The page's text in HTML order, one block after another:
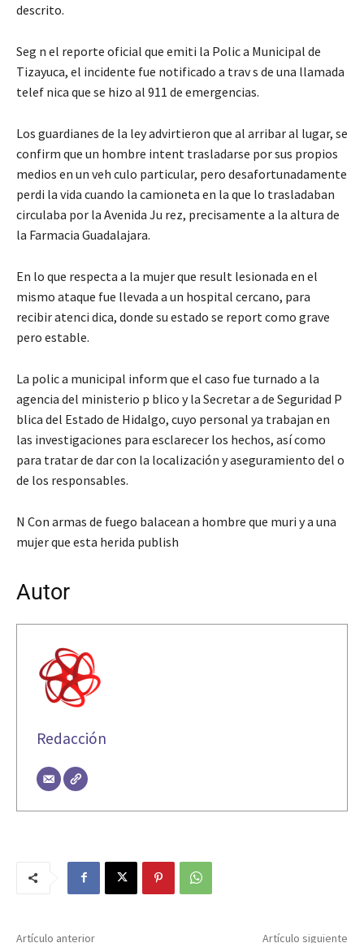
descrito.
Seg n el reporte oficial que emiti la Polic a Municipal de
Tizayuca, el incidente fue notificado a trav s de una llamada
telef nica que se hizo al 911 de emergencias.
Los guardianes de la ley advirtieron que al arribar al lugar, se
confirm que un hombre intent trasladarse por sus propios
medios en un veh culo particular, pero desafortunadamente
perdi la vida cuando la camioneta en la que lo trasladaban
circulaba por la Avenida Ju rez, precisamente a la altura de
la Farmacia Guadalajara.
En lo que respecta a la mujer que result lesionada en el
mismo ataque fue llevada a un hospital cercano, para
recibir atenci dica, donde su estado se report como grave
pero estable.
La polic a municipal inform que el caso fue turnado a la
agencia del ministerio p blico y la Secretar a de Seguridad P
blica del Estado de Hidalgo, cuyo personal ya trabajan en
las investigaciones para esclarecer los hechos, así como
para tratar de dar con la localización y aseguramiento del o
de los responsables.
N Con armas de fuego balacean a hombre que muri y a una
mujer que esta herida publish
Autor
Redacción
Artículo anterior Artículo siguiente